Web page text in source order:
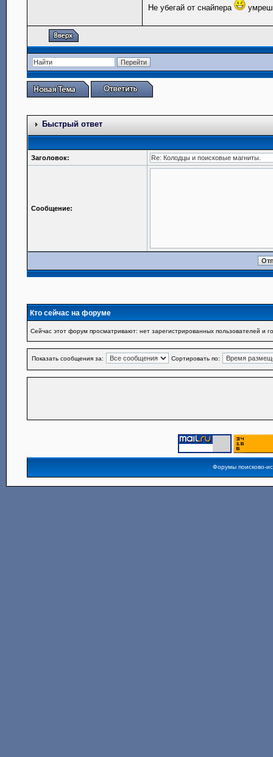
Не убегай от снайпера
Быстрый ответ
Заголовок:
Сообщение:
Кто сейчас на форуме
Сейчас этот форум просматривают: нет зарегистрированных пользователей и
Показать сообщения за: Сортировать по:
Форумы поисково-